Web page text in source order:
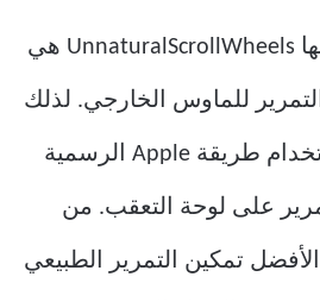
الطريقة التي يعمل بها UnnaturalScrollWheels هي
للماوس الخارجي. لذلك
، لا يزال بإمكانك استخدام طريقة Apple الرسمية
على لوحة التعقب. من
الأفضل تمكين التمرير الطبيعي